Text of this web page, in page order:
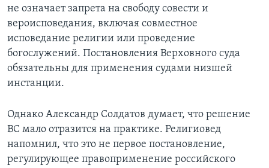
не означает запрета на свободу совести и
вероисповедания, включая совместное
исповедание религии или проведение
богослужений. Постановления Верховного суда
обязательны для применения судами низшей
инстанции.
Однако Александр Солдатов думает, что решение
ВС мало отразится на практике. Религиовед
напомнил, что это не первое постановление,
регулирующее правоприменение российского